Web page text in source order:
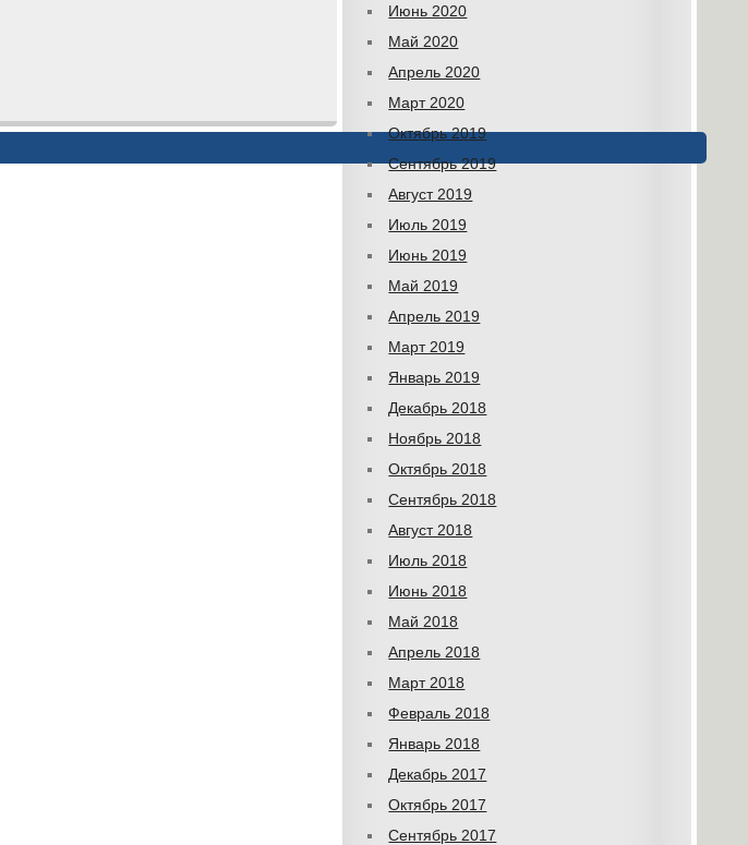
Июнь 2020
Май 2020
Апрель 2020
Март 2020
Октябрь 2019
Сентябрь 2019
Август 2019
Июль 2019
Июнь 2019
Май 2019
Апрель 2019
Март 2019
Январь 2019
Декабрь 2018
Ноябрь 2018
Октябрь 2018
Сентябрь 2018
Август 2018
Июль 2018
Июнь 2018
Май 2018
Апрель 2018
Март 2018
Февраль 2018
Январь 2018
Декабрь 2017
Октябрь 2017
Сентябрь 2017